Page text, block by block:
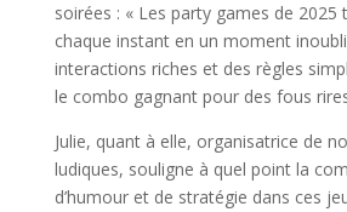
soirées : « Les party games de
chaque instant en un moment
interactions riches et des règles
le combo gagnant pour des fous
Julie, quant à elle, organisatrice de
ludiques, souligne à quel point la
d’humour et de stratégie dans ces